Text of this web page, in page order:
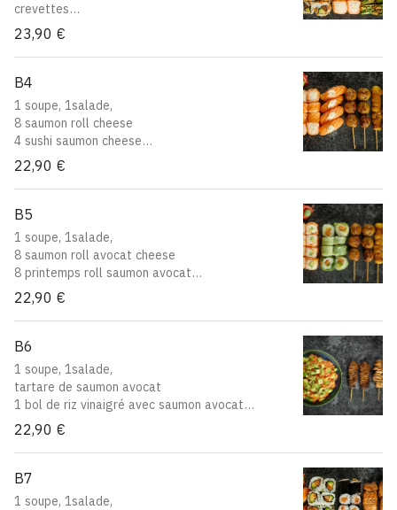
crevettes
8 saumon roll cheese
8 crousti roll saumon
avocat
23,90 €
B4
1 soupe, 1salade,
8 saumon roll cheese
4 sushi saumon cheese
2 yakitori boeuf au fromage
2 yakitori boulette de poulet
22,90 €
B5
1 soupe, 1salade,
8 saumon roll avocat cheese
8 printemps roll saumon avocat
2 yakitori boeuf au fromage
2 yakitori boulette de poulet
22,90 €
B6
1 soupe, 1salade,
tartare de saumon avocat
1 bol de riz vinaigré avec saumon avocat
en morceaux
2 yakitori boeuf
2 yakitori aile de poulet
22,90 €
B7
1 soupe, 1salade,